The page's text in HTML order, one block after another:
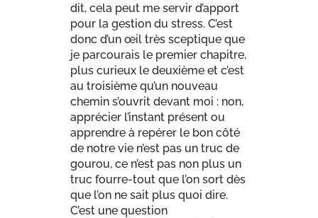
dit, cela peut me servir d’apport
pour la gestion du stress. C’est
donc d’un œil très sceptique que
je parcourais le premier chapitre,
plus curieux le deuxième et c’est
au troisième qu’un nouveau
chemin s’ouvrit devant moi : non,
apprécier l’instant présent ou
apprendre à repérer le bon côté
de notre vie n’est pas un truc de
gourou, ce n’est pas non plus un
truc fourre-tout que l’on sort dès
que l’on ne sait plus quoi dire.
C’est une question